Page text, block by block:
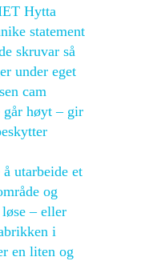
Hytta
statement
skruvar så
under eget
cam
går høyt – gir
utarbeide et
og
– eller
i
en liten og